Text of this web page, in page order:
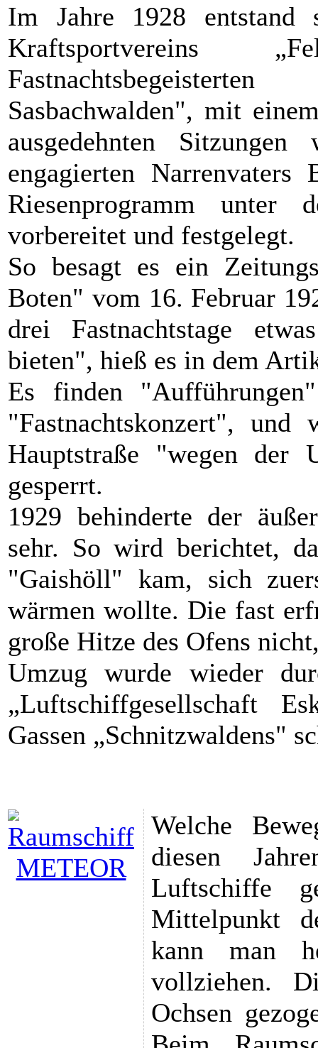
Im Jahre 1928 entstand
Kraftsportvereins
Sasbachwalden", mit
ausgedehnten
engagierten
Riesenprogramm
vorbereitet und festgelegt.
So besagt es ein
Boten" vom 16. Februar
drei Fastnachtstage
bieten", hieß es in dem
Es finden
"Fastnachtskonzert",
Hauptstraße "wegen der
gesperrt.
1929 behinderte der
sehr. So wird berichtet,
"Gaishöll" kam, sich
wärmen wollte. Die fast
große Hitze des Ofens
Umzug wurde wieder
„Luftschiffgesellschaft
Gassen „Schnitzwaldens"
Welche
diesen
Luftschiffe
Mittelpunkt
kann man
vollziehen.
Ochsen